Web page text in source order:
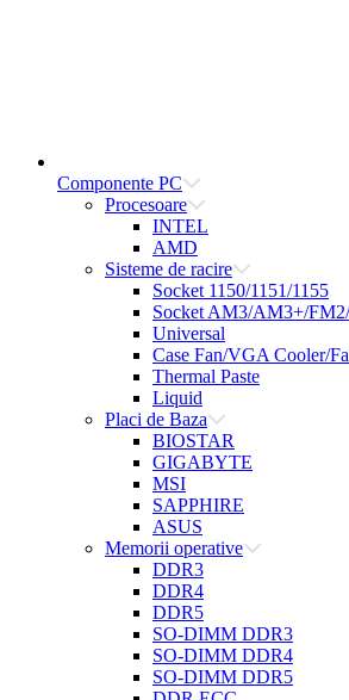
Componente PC
Procesoare
INTEL
AMD
Sisteme de racire
Socket 1150/1151/1155
Socket AM3/AM3+/
Universal
Case Fan/VGA Cooler/
Thermal Paste
Liquid
Placi de Baza
BIOSTAR
GIGABYTE
MSI
SAPPHIRE
ASUS
Memorii operative
DDR3
DDR4
DDR5
SO-DIMM DDR3
SO-DIMM DDR4
SO-DIMM DDR5